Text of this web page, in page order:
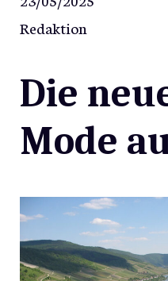
Redaktion
Die
Mode